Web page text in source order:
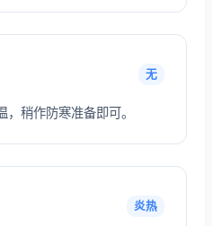
无
稍作防寒准备即可。
炎热